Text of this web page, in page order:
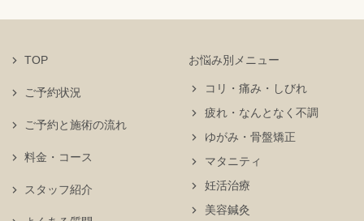
TOP
ご予約状況
お悩み別メニュー
コリ・痛み・しびれ
疲れ・なんとなく不調
ゆがみ・骨盤矯正
マタニティ
妊活治療
美容鍼灸
ご予約と施術の流れ
料金・コース
スタッフ紹介